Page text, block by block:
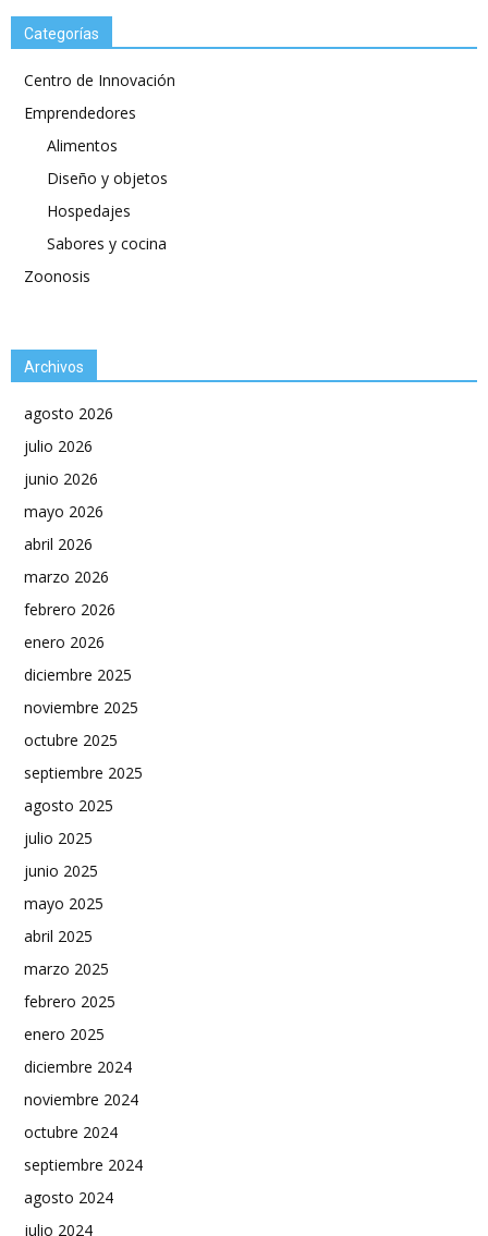
Categorías
Centro de Innovación
Emprendedores
Alimentos
Diseño y objetos
Hospedajes
Sabores y cocina
Zoonosis
Archivos
agosto 2026
julio 2026
junio 2026
mayo 2026
abril 2026
marzo 2026
febrero 2026
enero 2026
diciembre 2025
noviembre 2025
octubre 2025
septiembre 2025
agosto 2025
julio 2025
junio 2025
mayo 2025
abril 2025
marzo 2025
febrero 2025
enero 2025
diciembre 2024
noviembre 2024
octubre 2024
septiembre 2024
agosto 2024
julio 2024